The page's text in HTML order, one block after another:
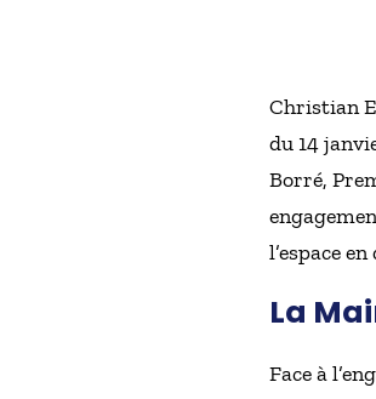
Christian
du 14
Borré,
l’espace
La
Face à